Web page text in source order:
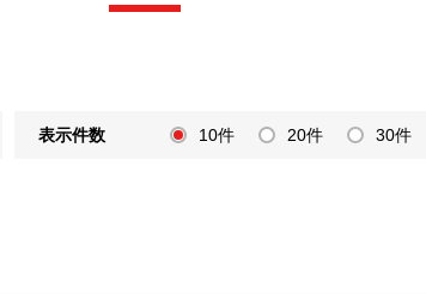
表示件数 10件 20件 30件